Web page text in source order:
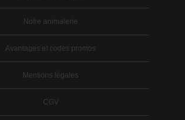
Notre animalerie
Avantages et codes promos
Mentions légales
CGV